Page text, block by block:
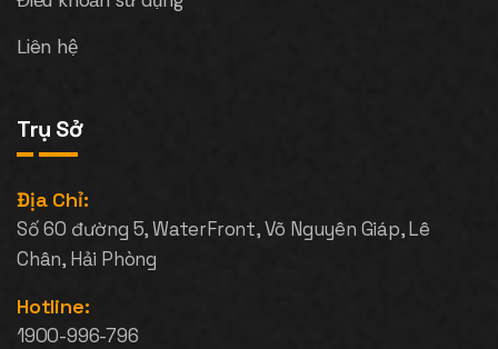
Liên hệ
Trụ Sở
Địa Chỉ:
Số 60 đường 5, WaterFront, Võ Nguyên Giáp, Lê
Chân, Hải Phòng
Hotline:
1900-996-796